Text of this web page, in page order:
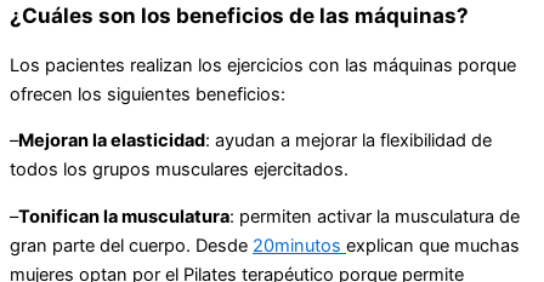
¿Cuáles son los beneficios de las máquinas?
Los pacientes realizan los ejercicios con las máquinas porque
ofrecen los siguientes beneficios:
–Mejoran la elasticidad: ayudan a mejorar la flexibilidad de
todos los grupos musculares ejercitados.
–Tonifican la musculatura: permiten activar la musculatura de
gran parte del cuerpo. Desde 20minutos explican que muchas
mujeres optan por el Pilates terapéutico porque permite